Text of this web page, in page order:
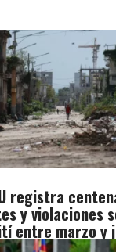
registra
y violaciones
entre marzo y